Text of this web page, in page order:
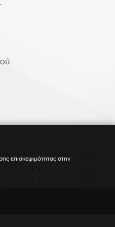
επισκεψιμότητας στην